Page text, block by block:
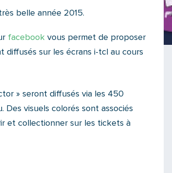
belle année 2015.
facebook vous permet de proposer
sur les écrans i-tcl au cours
» seront diffusés via les 450
Des visuels colorés sont associés
et collectionner sur les tickets à